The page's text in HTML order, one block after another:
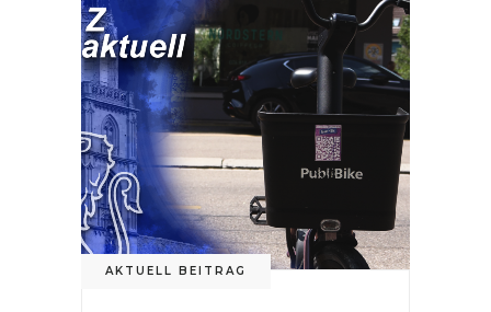
AKTUELL BEITRAG